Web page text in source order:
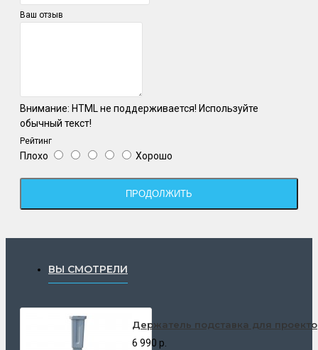
Ваш отзыв
Внимание: HTML не поддерживается! Используйте
обычный текст!
Рейтинг
Плохо Хорошо
ПРОДОЛЖИТЬ
ВЫ СМОТРЕЛИ
Держатель подставка для
6 990 р.